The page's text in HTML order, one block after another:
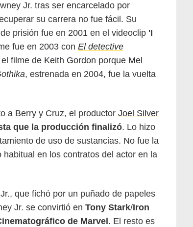
Jr. tras ser encarcelado por
su carrera no fue fácil. Su
prisión fue en 2001 en el videoclip 'I
fue en 2003 con El detective
filme de Keith Gordon porque Mel
, estrenada en 2004, fue la vuelta
a Berry y Cruz, el productor Joel Silver
que la producción finalizó. Lo hizo
de uso de sustancias. No fue la
en los contratos del actor en la
que fichó por un puñado de papeles
Jr. se convirtió en Tony Stark/Iron
de Marvel . El resto es